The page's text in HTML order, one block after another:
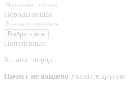
Породы кошек
Выбрать все
Популярные
Каталог пород
Ничего не найдено Укажите другую